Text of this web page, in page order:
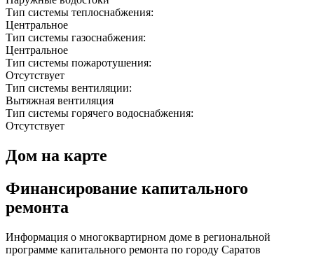
Тип системы теплоснабжения:
Центральное
Тип системы газоснабжения:
Центральное
Тип системы пожаротушения:
Отсутствует
Тип системы вентиляции:
Вытяжная вентиляция
Тип системы горячего водоснабжения:
Отсутствует
Дом на карте
Финансирование капитального
ремонта
Информация о многоквартирном доме в региональной
программе капитального ремонта по городу Саратов